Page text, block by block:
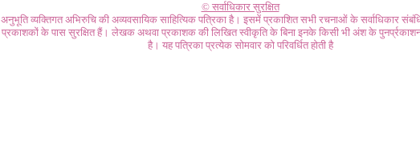
© सर्वाधिकार सुरक्षित
अनुभूति व्यक्तिगत अभिरुचि की अव्यवसायिक साहित्यिक पत्रिका है। इसमें प्रकाशित सभी रचनाओं के सर्वाधिकार
प्रकाशकों के पास सुरक्षित हैं। लेखक अथवा प्रकाशक की लिखित स्वीकृति के बिना इनके किसी भी अंश के
है। यह पत्रिका प्रत्येक सोमवार को परिवर्धित होती है